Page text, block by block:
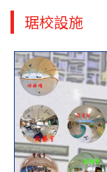
琚校設施